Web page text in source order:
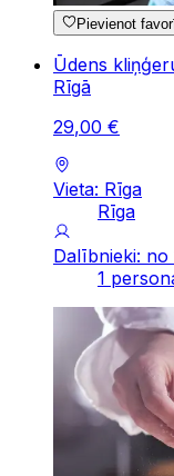
Pievienot
Ūdens
Rīgā
29,00 €
Vieta: Rīga
Rīga
Dalībnieki: no
1